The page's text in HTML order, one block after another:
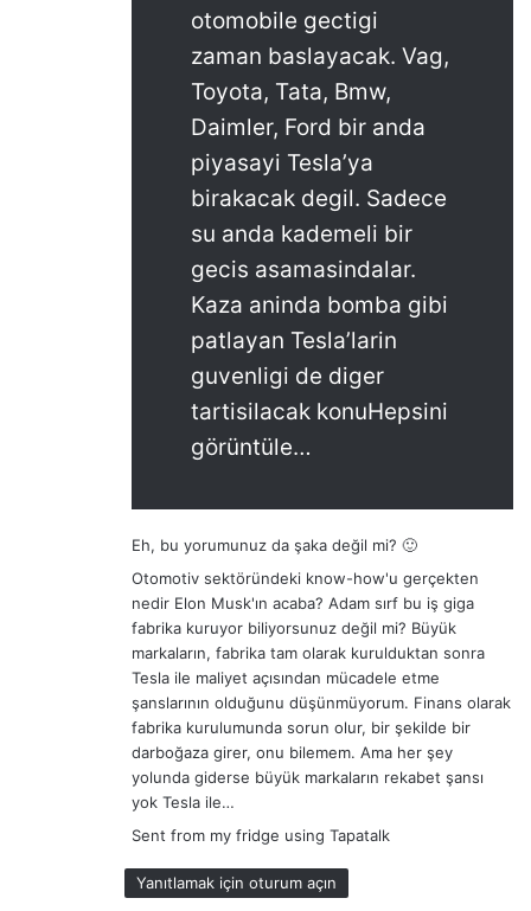
otomobile gectigi
zaman baslayacak. Vag,
Toyota, Tata, Bmw,
Daimler, Ford bir anda
piyasayi Tesla’ya
birakacak degil. Sadece
su anda kademeli bir
gecis asamasindalar.
Kaza aninda bomba gibi
patlayan Tesla’larin
guvenligi de diger
tartisilacak konuHepsini
görüntüle…
Eh, bu yorumunuz da şaka değil mi? 🙂
Otomotiv sektöründeki know-how'u gerçekten
nedir Elon Musk'ın acaba? Adam sırf bu iş giga
fabrika kuruyor biliyorsunuz değil mi? Büyük
markaların, fabrika tam olarak kurulduktan sonra
Tesla ile maliyet açısından mücadele etme
şanslarının olduğunu düşünmüyorum. Finans olarak
fabrika kurulumunda sorun olur, bir şekilde bir
darboğaza girer, onu bilemem. Ama her şey
yolunda giderse büyük markaların rekabet şansı
yok Tesla ile…
Sent from my fridge using Tapatalk
Yanıtlamak için oturum açın